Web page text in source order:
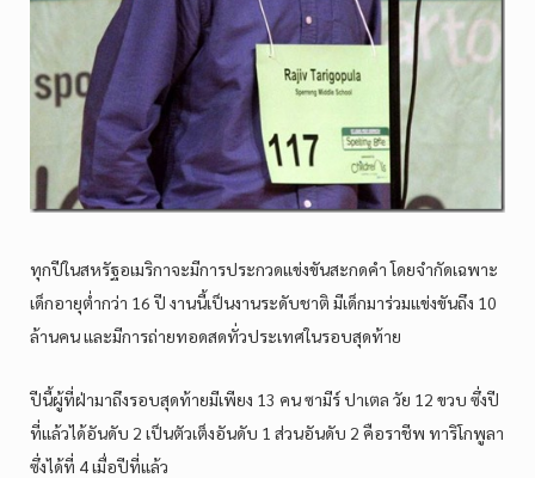
ทุกปีในสหรัฐอเมริกาจะมีการประกวดแข่งขันสะกดคำ โดยจำกัดเฉพาะ
เด็กอายุต่ำกว่า 16 ปี งานนี้เป็นงานระดับชาติ มีเด็กมาร่วมแข่งขันถึง 10
ล้านคน และมีการถ่ายทอดสดทั่วประเทศในรอบสุดท้าย
ปีนี้ผู้ที่ฝ่ามาถึงรอบสุดท้ายมีเพียง 13 คน ซามีร์ ปาเตล วัย 12 ขวบ ซึ่งปี
ที่แล้วได้อันดับ 2 เป็นตัวเต็งอันดับ 1 ส่วนอันดับ 2 คือราชีพ ทาริโกพูลา
ซึ่งได้ที่ 4 เมื่อปีที่แล้ว